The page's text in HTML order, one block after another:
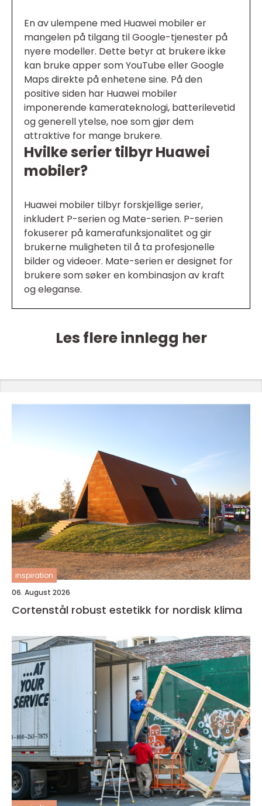
En av ulempene med Huawei mobiler er
mangelen på tilgang til Google-tjenester på
nyere modeller. Dette betyr at brukere ikke
kan bruke apper som YouTube eller Google
Maps direkte på enhetene sine. På den
positive siden har Huawei mobiler
imponerende kamerateknologi, batterilevetid
og generell ytelse, noe som gjør dem
attraktive for mange brukere.
Hvilke serier tilbyr Huawei
mobiler?
Huawei mobiler tilbyr forskjellige serier,
inkludert P-serien og Mate-serien. P-serien
fokuserer på kamerafunksjonalitet og gir
brukerne muligheten til å ta profesjonelle
bilder og videoer. Mate-serien er designet for
brukere som søker en kombinasjon av kraft
og eleganse.
Les flere innlegg her
inspiration
06. August 2026
Cortenstål robust estetikk for nordisk klima